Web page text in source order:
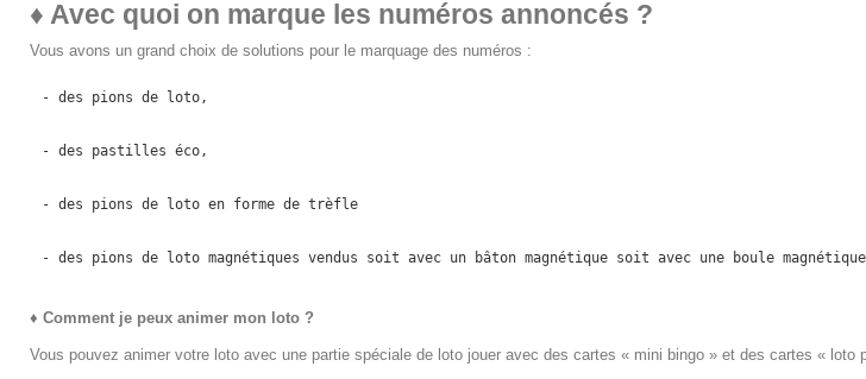
♦ Avec quoi on marque les numéros annoncés ?
Vous avons un grand choix de solutions pour le marquage des numéros :
- des pions de loto,
- des pastilles éco,
- des pions de loto en forme de trèfle
- des pions de loto magnétiques vendus soit avec un bâton magnétique soit avec une boule
♦ Comment je peux animer mon loto ?
Vous pouvez animer votre loto avec une partie spéciale de loto jouer avec des cartes « mini bingo » et des cartes « loto